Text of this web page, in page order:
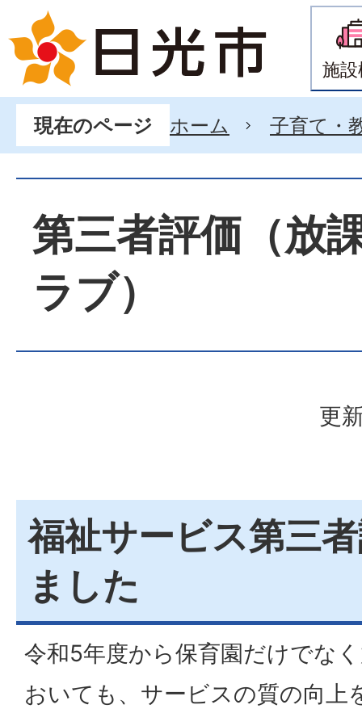
施
現在のページ ホーム 子育て・
第三者評価（放
ラブ）
更
福祉サービス第三
ました
令和5年度から保育園だけでな
おいても、サービスの質の向上